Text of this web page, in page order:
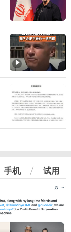
手机 试用